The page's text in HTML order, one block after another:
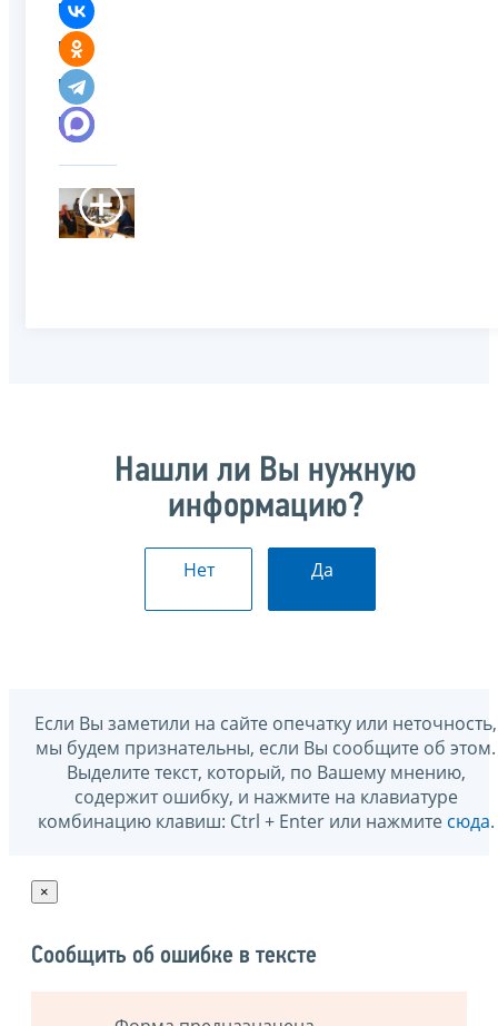
Нашли ли Вы нужную
информацию?
Нет Да
Если Вы заметили на сайте опечатку или неточность,
мы будем признательны, если Вы сообщите об этом.
Выделите текст, который, по Вашему мнению,
содержит ошибку, и нажмите на клавиатуре
комбинацию клавиш: Ctrl + Enter или нажмите сюда.
×
Сообщить об ошибке в тексте